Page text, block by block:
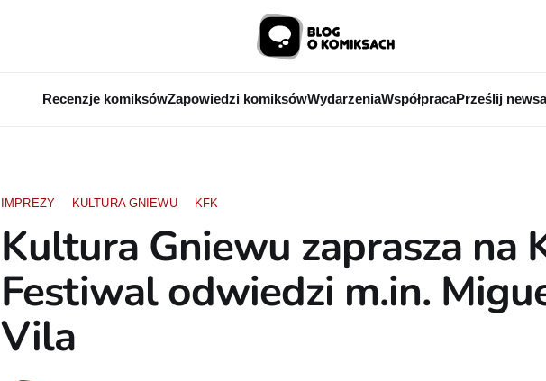
Recenzje komiksówZapowiedzi komiksówWydarzeniaWspółpracaPrześlij
IMPREZY KULTURA GNIEWU KFK
Kultura Gniewu zaprasza na
Festiwal odwiedzi m.in.
Vila